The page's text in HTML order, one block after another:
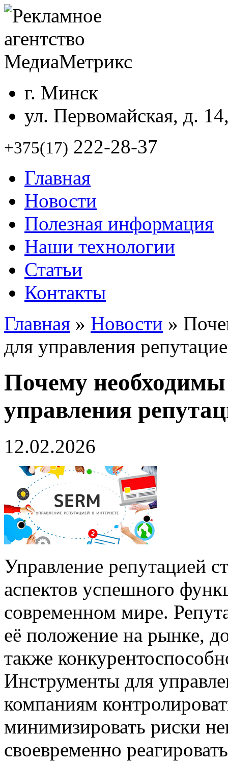
г. Минск
ул. Первомайская, д.
+375(17) 222-28-37
Главная
Новости
Полезная информация
Наши технологии
Статьи
Контакты
Главная » Новости »
для управления
Почему
управления
12.02.2026
Управление репутацией
аспектов успешного
современном мире.
её положение на рынке,
также
Инструменты для
компаниям
минимизировать риски
своевременно